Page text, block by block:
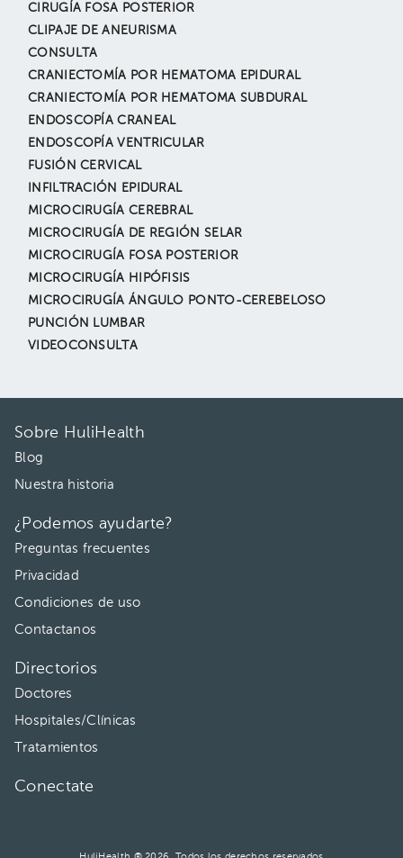
CIRUGÍA FOSA POSTERIOR
CLIPAJE DE ANEURISMA
CONSULTA
CRANIECTOMÍA POR HEMATOMA EPIDURAL
CRANIECTOMÍA POR HEMATOMA SUBDURAL
ENDOSCOPÍA CRANEAL
ENDOSCOPÍA VENTRICULAR
FUSIÓN CERVICAL
INFILTRACIÓN EPIDURAL
MICROCIRUGÍA CEREBRAL
MICROCIRUGÍA DE REGIÓN SELAR
MICROCIRUGÍA FOSA POSTERIOR
MICROCIRUGÍA HIPÓFISIS
MICROCIRUGÍA ÁNGULO PONTO-CEREBELOSO
PUNCIÓN LUMBAR
VIDEOCONSULTA
Sobre HuliHealth
Blog
Nuestra historia
¿Podemos ayudarte?
Preguntas frecuentes
Privacidad
Condiciones de uso
Contactanos
Directorios
Doctores
Hospitales/Clínicas
Tratamientos
Conectate